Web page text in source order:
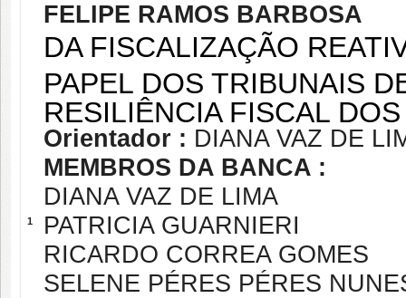
1
FELIPE RAMOS BARBOSA
DA FISCALIZAÇÃO
PAPEL DOS TRIBUNAIS
RESILIÊNCIA FISCAL
Orientador : DIANA VAZ DE
MEMBROS DA BANCA :
DIANA VAZ DE LIMA
PATRICIA GUARNIERI
RICARDO CORREA GOMES
SELENE PÉRES PÉRES